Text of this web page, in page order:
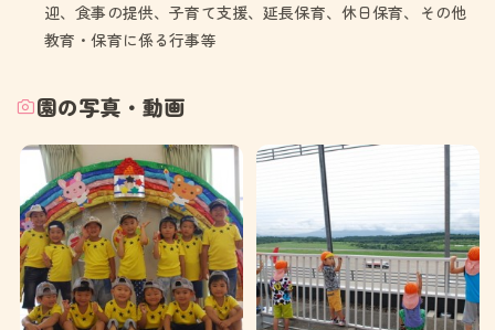
迎、食事の提供、子育て支援、延長保育、休日保育、その他
教育・保育に係る行事等
園の写真・動画